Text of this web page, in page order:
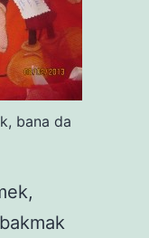
bana da